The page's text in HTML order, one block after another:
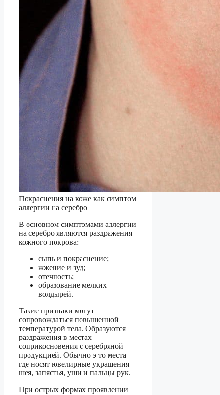
Покраснения на коже как симптом
аллергии на серебро
В основном симптомами аллергии
на серебро являются раздражения
кожного покрова:
сыпь и покраснение;
жжение и зуд;
отечность;
образование мелких
волдырей.
Такие признаки могут
сопровождаться повышенной
температурой тела. Образуются
раздражения в местах
соприкосновения с серебряной
продукцией. Обычно э то места
где носят ювелирные украшения –
шея, запястья, уши и пальцы рук.
При острых формах проявлении